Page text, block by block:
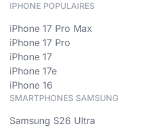
IPHONE POPULAIRES
iPhone 17 Pro Max
iPhone 17 Pro
iPhone 17
iPhone 17e
iPhone 16
SMARTPHONES SAMSUNG
Samsung S26 Ultra